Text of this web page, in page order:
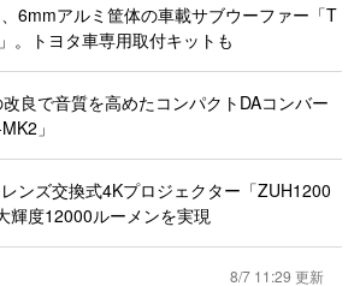
6mmアルミ筐体の車載サブウーファー「T
。トヨタ車専用取付キットも
良で音質を高めたコンパクトDAコンバー
」
ンズ交換式4Kプロジェクター「ZUH1200
輝度12000ルーメンを実現
8/7 11:29 更新